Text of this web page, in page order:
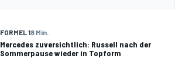
FORMEL 18 Min.
Mercedes zuversichtlich: Russell nach der
Sommerpause wieder in Topform